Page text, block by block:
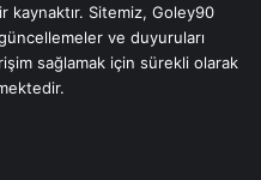
kaynaktır. Sitemiz, Goley90
ve duyuruları
sağlamak için sürekli olarak